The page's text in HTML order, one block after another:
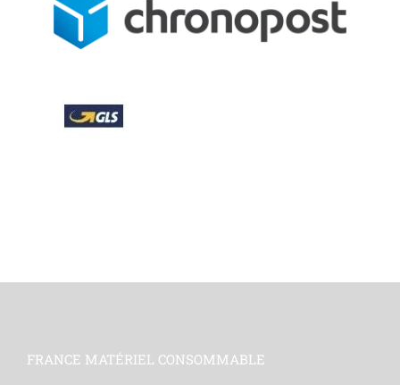
FRANCE MATÉRIEL CONSOMMABLE